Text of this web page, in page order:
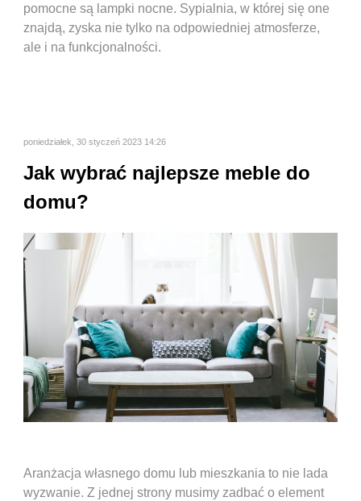
pomocne są lampki nocne. Sypialnia, w której się one
znajdą, zyska nie tylko na odpowiedniej atmosferze,
ale i na funkcjonalności.
poniedziałek, 30 styczeń 2023 14:26
Jak wybrać najlepsze meble do
domu?
Aranżacja własnego domu lub mieszkania to nie lada
wyzwanie. Z jednej strony musimy zadbać o element